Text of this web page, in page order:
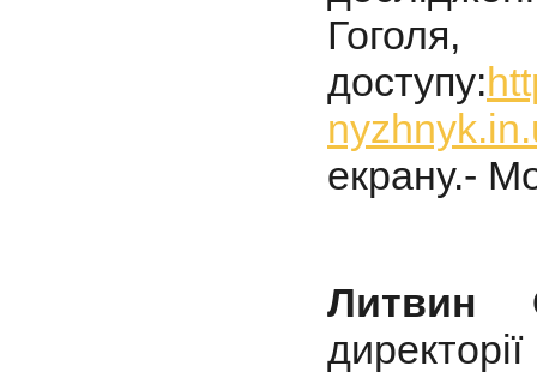
доступу:
екрану.-
Литвин